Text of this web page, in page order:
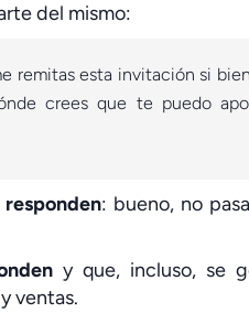
del mismo:
remitas esta invitación si
crees que te puedo
: bueno, no
y que, incluso, se
ventas.